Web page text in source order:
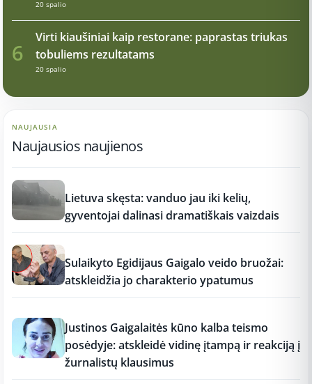
20 spalio
6
Virti kiaušiniai kaip restorane: paprastas triukas
tobuliems rezultatams
20 spalio
NAUJAUSIA
Naujausios naujienos
Lietuva skęsta: vanduo jau iki kelių,
gyventojai dalinasi dramatiškais vaizdais
Sulaikyto Egidijaus Gaigalo veido bruožai:
atskleidžia jo charakterio ypatumus
Justinos Gaigalaitės kūno kalba teismo
posėdyje: atskleidė vidinę įtampą ir reakciją į
žurnalistų klausimus